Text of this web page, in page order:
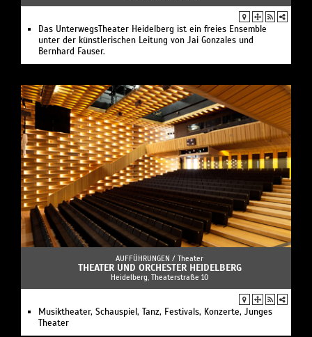
Das UnterwegsTheater Heidelberg ist ein freies Ensemble
unter der künstlerischen Leitung von Jai Gonzales und
Bernhard Fauser.
AUFFÜHRUNGEN / Theater
THEATER UND ORCHESTER HEIDELBERG
Heidelberg, Theaterstraße 10
Musiktheater, Schauspiel, Tanz, Festivals, Konzerte, Junges
Theater